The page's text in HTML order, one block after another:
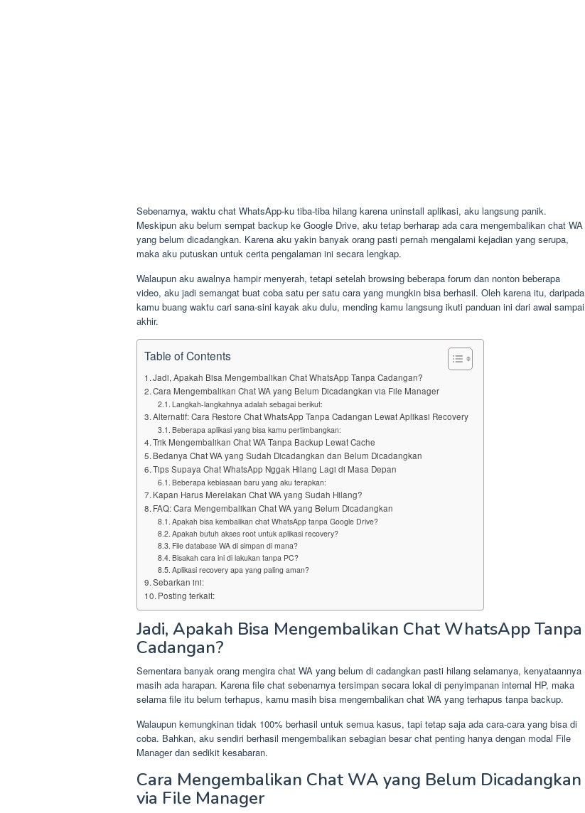
Sebenarnya, waktu chat WhatsApp-ku tiba-tiba hilang karena uninstall aplikasi, aku langsung panik.
Meskipun aku belum sempat backup ke Google Drive, aku tetap berharap ada cara mengembalikan chat WA
yang belum dicadangkan. Karena aku yakin banyak orang pasti pernah mengalami kejadian yang serupa,
maka aku putuskan untuk cerita pengalaman ini secara lengkap.
Walaupun aku awalnya hampir menyerah, tetapi setelah browsing beberapa forum dan nonton beberapa
video, aku jadi semangat buat coba satu per satu cara yang mungkin bisa berhasil. Oleh karena itu, daripada
kamu buang waktu cari sana-sini kayak aku dulu, mending kamu langsung ikuti panduan ini dari awal sampai
akhir.
Table of Contents
Jadi, Apakah Bisa Mengembalikan Chat WhatsApp Tanpa Cadangan?
Cara Mengembalikan Chat WA yang Belum Dicadangkan via File Manager
Langkah-langkahnya adalah sebagai berikut:
Alternatif: Cara Restore Chat WhatsApp Tanpa Cadangan Lewat Aplikasi Recovery
Beberapa aplikasi yang bisa kamu pertimbangkan:
Trik Mengembalikan Chat WA Tanpa Backup Lewat Cache
Bedanya Chat WA yang Sudah Dicadangkan dan Belum Dicadangkan
Tips Supaya Chat WhatsApp Nggak Hilang Lagi di Masa Depan
Beberapa kebiasaan baru yang aku terapkan:
Kapan Harus Merelakan Chat WA yang Sudah Hilang?
FAQ: Cara Mengembalikan Chat WA yang Belum Dicadangkan
Apakah bisa kembalikan chat WhatsApp tanpa Google Drive?
Apakah butuh akses root untuk aplikasi recovery?
File database WA di simpan di mana?
Bisakah cara ini di lakukan tanpa PC?
Aplikasi recovery apa yang paling aman?
Sebarkan ini:
Posting terkait:
Jadi, Apakah Bisa Mengembalikan Chat WhatsApp Tanpa
Cadangan?
Sementara banyak orang mengira chat WA yang belum di cadangkan pasti hilang selamanya, kenyataannya
masih ada harapan. Karena file chat sebenarnya tersimpan secara lokal di penyimpanan internal HP, maka
selama file itu belum terhapus, kamu masih bisa mengembalikan chat WA yang terhapus tanpa backup.
Walaupun kemungkinan tidak 100% berhasil untuk semua kasus, tapi tetap saja ada cara-cara yang bisa di
coba. Bahkan, aku sendiri berhasil mengembalikan sebagian besar chat penting hanya dengan modal File
Manager dan sedikit kesabaran.
Cara Mengembalikan Chat WA yang Belum Dicadangkan
via File Manager